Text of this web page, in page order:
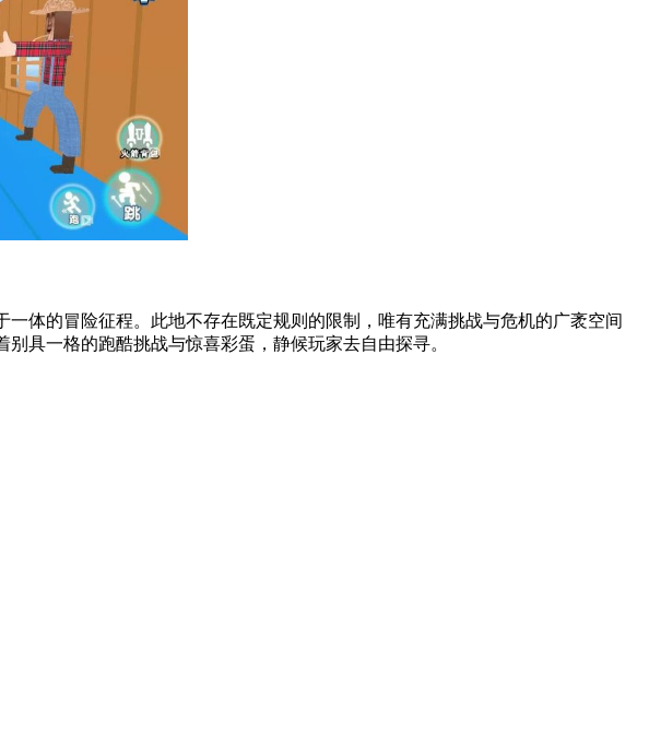
体的冒险征程。此地不存在既定规则的限制，唯有充满挑战与危机的广袤空间
具一格的跑酷挑战与惊喜彩蛋，静候玩家去自由探寻。